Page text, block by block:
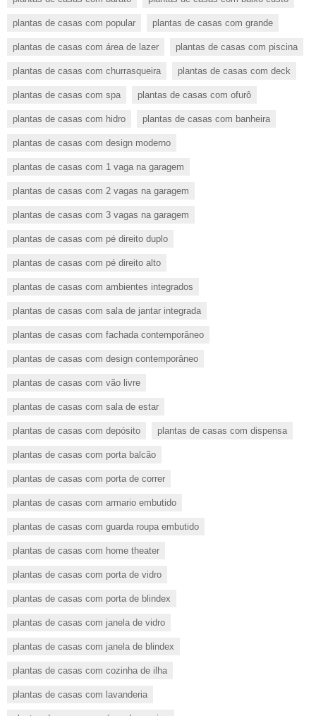
plantas de casas com popular plantas de casas com grande
plantas de casas com área de lazer plantas de casas com piscina
plantas de casas com churrasqueira plantas de casas com deck
plantas de casas com spa plantas de casas com ofurô
plantas de casas com hidro plantas de casas com banheira
plantas de casas com design moderno
plantas de casas com 1 vaga na garagem
plantas de casas com 2 vagas na garagem
plantas de casas com 3 vagas na garagem
plantas de casas com pé direito duplo
plantas de casas com pé direito alto
plantas de casas com ambientes integrados
plantas de casas com sala de jantar integrada
plantas de casas com fachada contemporâneo
plantas de casas com design contemporâneo
plantas de casas com vão livre
plantas de casas com sala de estar
plantas de casas com depósito plantas de casas com dispensa
plantas de casas com porta balcão
plantas de casas com porta de correr
plantas de casas com armario embutido
plantas de casas com guarda roupa embutido
plantas de casas com home theater
plantas de casas com porta de vidro
plantas de casas com porta de blindex
plantas de casas com janela de vidro
plantas de casas com janela de blindex
plantas de casas com cozinha de ilha
plantas de casas com lavanderia